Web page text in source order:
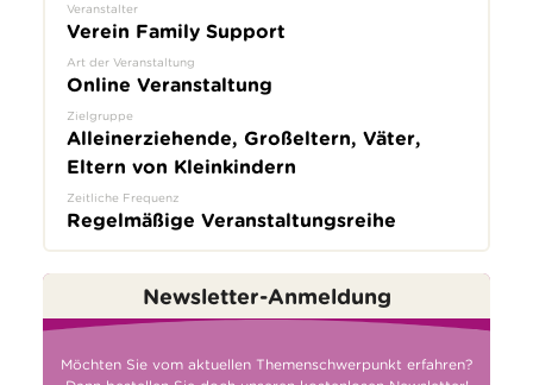
Veranstalter
Verein Family Support
Art der Veranstaltung
Online Veranstaltung
Zielgruppe
Alleinerziehende, Großeltern, Väter,
Eltern von Kleinkindern
Zeitliche Frequenz
Regelmäßige Veranstaltungsreihe
Newsletter-Anmeldung
Möchten Sie vom aktuellen Themenschwerpunkt erfahren?